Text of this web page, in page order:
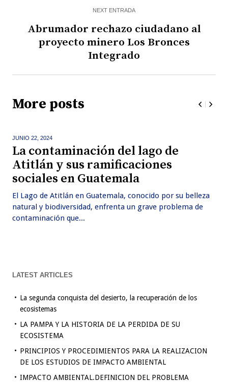
NEXT ENTRADA
Abrumador rechazo ciudadano al
proyecto minero Los Bronces
Integrado
More posts
JUNIO 22,2024
La contaminación del lago de
Atitlán y sus ramificaciones
sociales en Guatemala
El Lago de Atitlán en Guatemala, conocido por su belleza
natural y biodiversidad, enfrenta un grave problema de
contaminación que...
LATEST ARTICLES
La segunda conquista del desierto, la recuperación de los
ecosistemas
LA PAMPA Y LA HISTORIA DE LA PERDIDA DE SU
ECOSISTEMA
PRINCIPIOS Y PROCEDIMIENTOS PARA LA REALIZACION
DE LOS ESTUDIOS DE IMPACTO AMBIENTAL
IMPACTO AMBIENTAL.DEFINICION DEL PROBLEMA